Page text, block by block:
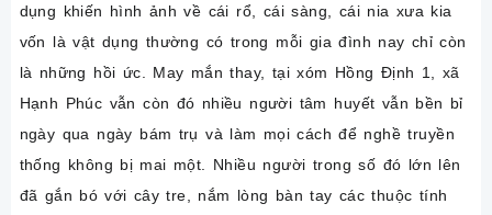
dụng khiến hình ảnh về cái rổ, cái sàng, cái nia xưa kia
vốn là vật dụng thường có trong mỗi gia đình nay chỉ còn
là những hồi ức. May mắn thay, tại xóm Hồng Định 1, xã
Hạnh Phúc vẫn còn đó nhiều người tâm huyết vẫn bền bỉ
ngày qua ngày bám trụ và làm mọi cách để nghề truyền
thống không bị mai một. Nhiều người trong số đó lớn lên
đã gắn bó với cây tre, nắm lòng bàn tay các thuộc tính